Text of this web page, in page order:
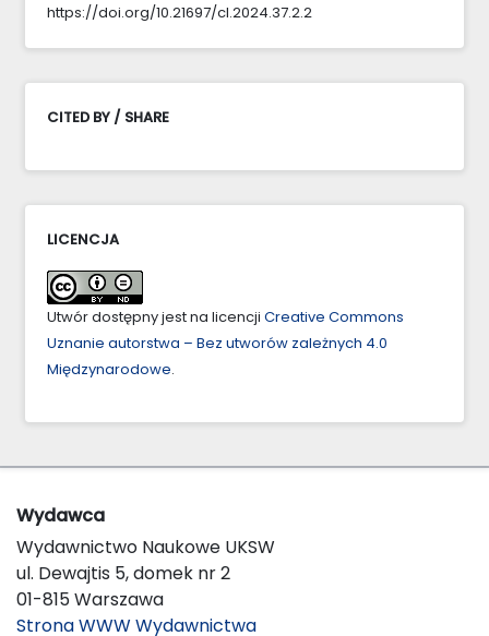
https://doi.org/10.21697/cl.2024.37.2.2
CITED BY / SHARE
LICENCJA
Utwór dostępny jest na licencji Creative Commons
Uznanie autorstwa – Bez utworów zależnych 4.0
Międzynarodowe.
Wydawca
Wydawnictwo Naukowe UKSW
ul. Dewajtis 5, domek nr 2
01-815 Warszawa
Strona WWW Wydawnictwa